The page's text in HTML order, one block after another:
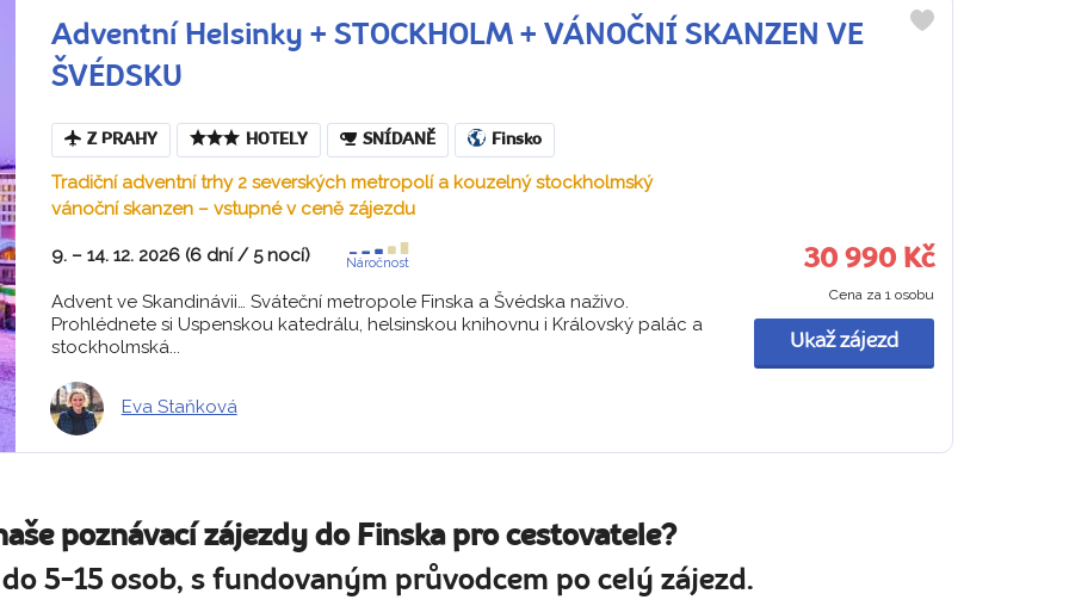
Adventní Helsinky + STOCKHOLM + VÁNOČNÍ SKANZEN VE
ŠVÉDSKU
Z PRAHY HOTELY SNÍDANĚ Finsko
Tradiční adventní trhy 2 severských metropolí a kouzelný stockholmský
vánoční skanzen – vstupné v ceně zájezdu
9. – 14. 12. 2026 (6 dní / 5 nocí) Náročnost
Advent ve Skandinávii… Sváteční metropole Finska a Švédska naživo.
Prohlédnete si Uspenskou katedrálu, helsinskou knihovnu i Královský palác a
stockholmská...
Eva Staňková
30 990 Kč
Cena za 1 osobu
Ukaž zájezd
poznávací zájezdy do Finska pro cestovatele?
5-15 osob, s fundovaným průvodcem po celý zájezd.